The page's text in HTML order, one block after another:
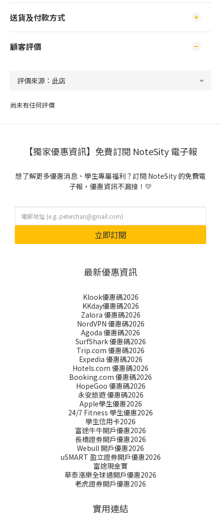
送貨及付款方式
顧客評價
尚未有任何評價
【獨家優惠資訊】免費訂閱 NoteSity 電子報
想了解更多優惠消息、學生專屬福利？訂閱 NoteSity 的免費電
子報，優惠資訊不漏接！💛
立即訂閱
最新優惠資訊
Klook優惠碼2026
KKday優惠碼2026
Zalora 優惠碼2026
NordVPN 優惠碼2026
Agoda 優惠碼2026
SurfShark 優惠碼2026
Trip.com 優惠碼2026
Expedia 優惠碼2026
Hotels.com 優惠碼2026
Booking.com 優惠碼2026
HopeGoo 優惠碼2026
永安旅遊 優惠碼2026
Apple學生優惠2026
24/7 Fitness 學生優惠2026
學生信用卡2026
富途牛牛開戶優惠2026
長橋證劵開戶優惠2026
Webull 開戶優惠2026
uSMART 盈立證券開戶優惠2026
富途現金寶
華泰漲樂全球通開戶優惠2026
老虎證券開戶優惠2026
實用連結